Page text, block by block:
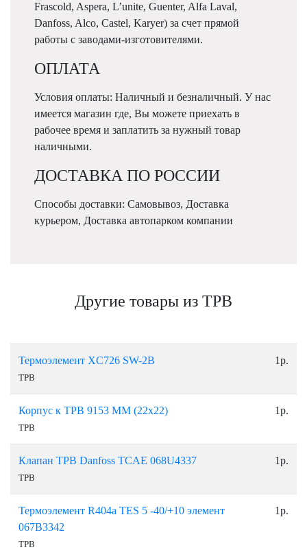
Frascold, Aspera, L’unite, Guenter, Alfa Laval,
Danfoss, Alco, Castel, Karyer) за счет прямой
работы с заводами-изготовителями.
ОПЛАТА
Условия оплаты: Наличный и безналичный. У нас
имеется магазин где, Вы можете приехать в
рабочее время и заплатить за нужный товар
наличными.
ДОСТАВКА ПО РОССИИ
Способы доставки: Самовывоз, Доставка
курьером, Доставка автопарком компании
Другие товары из ТРВ
Термоэлемент XC726 SW-2B
ТРВ
1р.
Корпус к ТРВ 9153 ММ (22х22)
ТРВ
1р.
Клапан ТРВ Danfoss TCAE 068U4337
ТРВ
1р.
Термоэлемент R404a TES 5 -40/+10 элемент
067B3342
ТРВ
1р.